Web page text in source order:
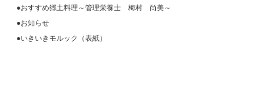
●おすすめ郷土料理～管理栄養士 梅村 尚美～
●お知らせ
●いきいきモルック（表紙）